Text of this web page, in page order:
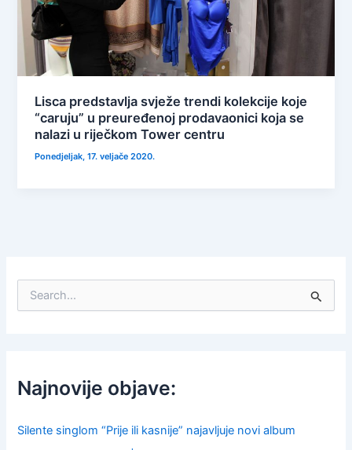
Lisca predstavlja svježe trendi kolekcije koje
“caruju” u preuređenoj prodavaonici koja se
nalazi u riječkom Tower centru
Ponedjeljak, 17. veljače 2020.
f
o
:
Najnovije objave:
Silente singlom “Prije ili kasnije” najavljuje novi album